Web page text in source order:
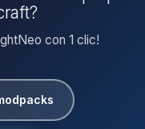
con 1 clic!